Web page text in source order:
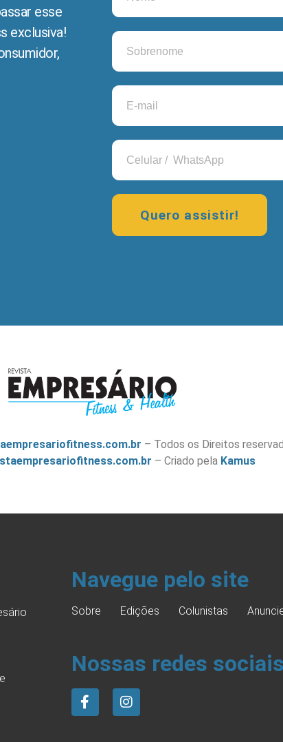
esse
exclusiva!
Quero assistir!
– Todos os Direitos
– Criado pela Kamus
Navegue pelo site
Sobre Edições Colunistas
Nossas redes sociais